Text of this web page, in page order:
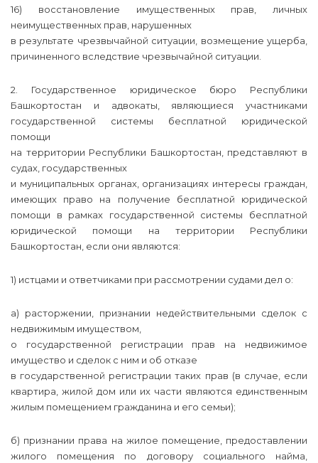
16) восстановление имущественных прав, личных
неимущественных прав, нарушенных
в результате чрезвычайной ситуации, возмещение ущерба,
причиненного вследствие чрезвычайной ситуации.
2. Государственное юридическое бюро Республики
Башкортостан и адвокаты, являющиеся участниками
государственной системы бесплатной юридической
помощи
на территории Республики Башкортостан, представляют в
судах, государственных
и муниципальных органах, организациях интересы граждан,
имеющих право на получение бесплатной юридической
помощи в рамках государственной системы бесплатной
юридической помощи на территории Республики
Башкортостан, если они являются:
1) истцами и ответчиками при рассмотрении судами дел о:
а) расторжении, признании недействительными сделок с
недвижимым имуществом,
о государственной регистрации прав на недвижимое
имущество и сделок с ним и об отказе
в государственной регистрации таких прав (в случае, если
квартира, жилой дом или их части являются единственным
жилым помещением гражданина и его семьи);
б) признании права на жилое помещение, предоставлении
жилого помещения по договору социального найма,